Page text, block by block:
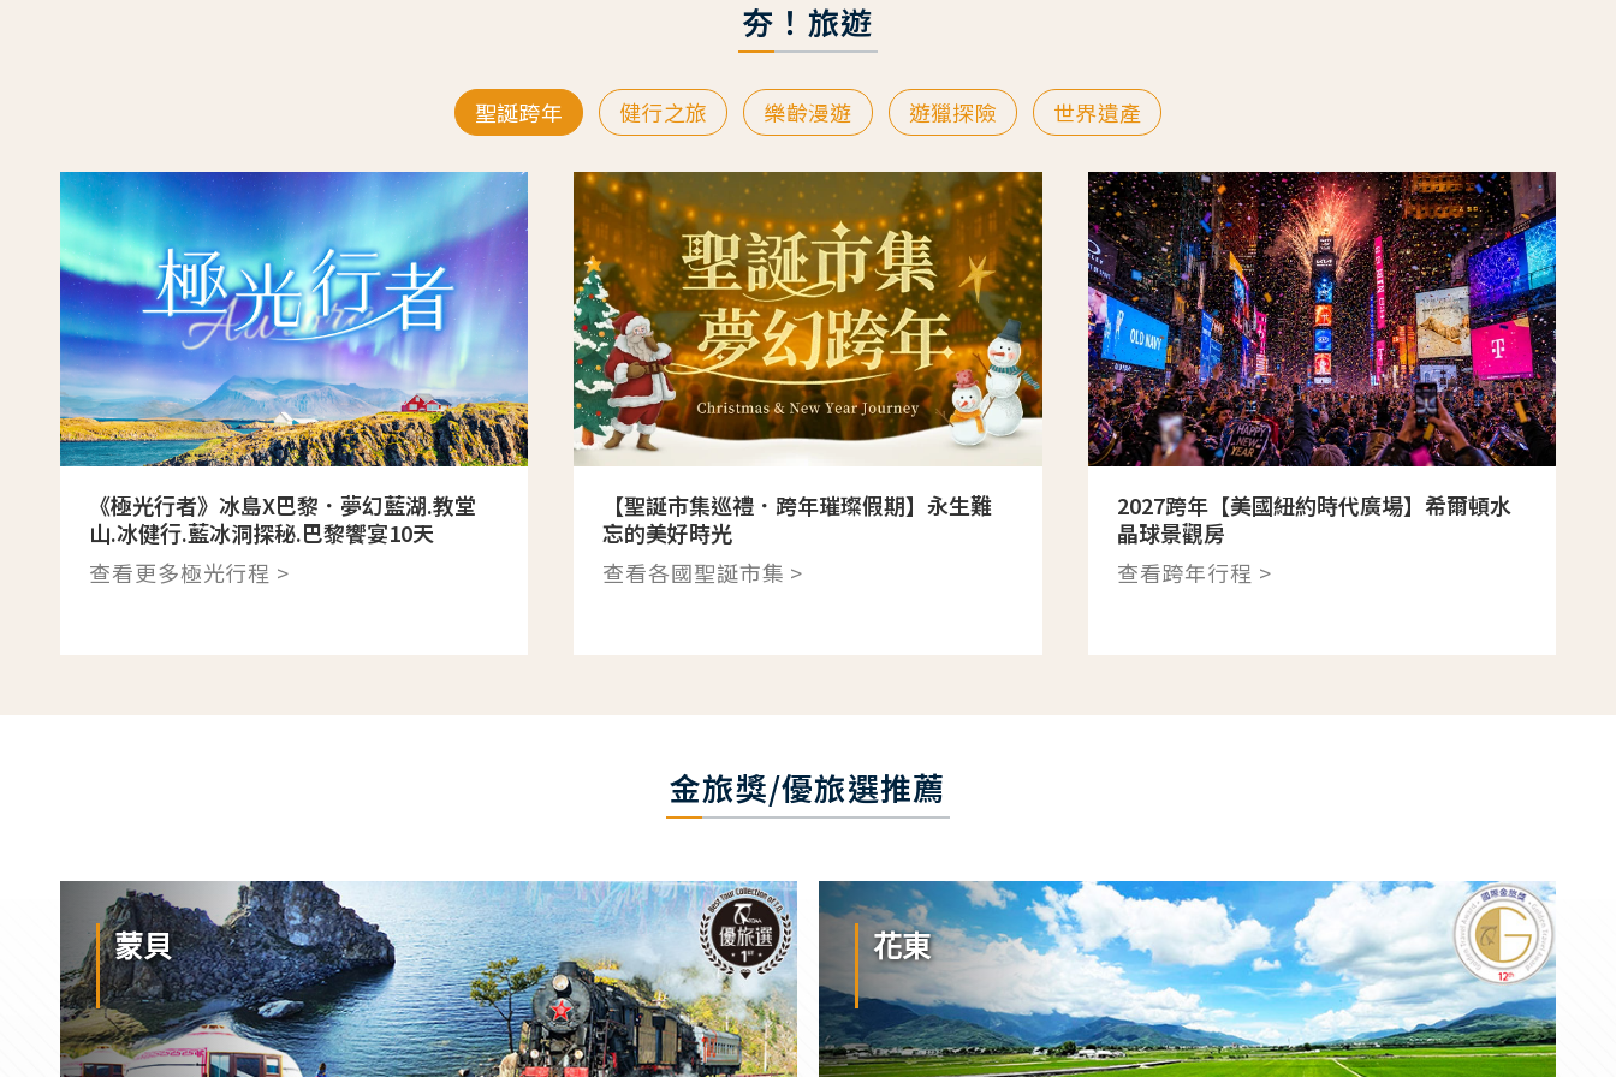
夯！旅遊
聖誕跨年 健行之旅 樂齡漫遊 遊獵探險 世界遺產
《極光行者》冰島X巴黎．夢幻藍湖.教堂
山.冰健行.藍冰洞探秘.巴黎饗宴10天
查看更多極光行程 >
【聖誕市集巡禮．跨年璀璨假期】永生難
忘的美好時光
查看各國聖誕市集 >
2027跨年【美國紐約時代廣場】希爾頓水
晶球景觀房
查看跨年行程 >
金旅獎/優旅選推薦
蒙貝 花東